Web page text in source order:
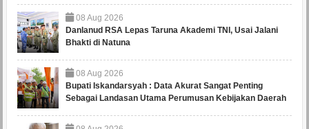
08 Aug 2026
Danlanud RSA Lepas Taruna Akademi TNI, Usai Jalani
Bhakti di Natuna
08 Aug 2026
Bupati Iskandarsyah : Data Akurat Sangat Penting
Sebagai Landasan Utama Perumusan Kebijakan Daerah